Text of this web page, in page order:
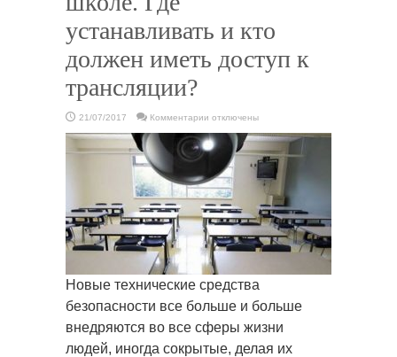
устанавливать и кто
должен иметь доступ к
трансляции?
21/07/2017 Комментарии
Видеонаблюдение
в
школе.
устанавливать
и
кто
должен
иметь
доступ
к
трансляции?
отключены
Новые технические средства
безопасности все больше и больше
внедряются во все сферы жизни
людей, иногда сокрытые, делая их